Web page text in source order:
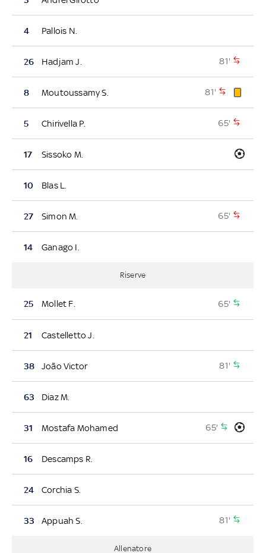
4 Pallois N.
26 Hadjam J. 81'
8 Moutoussamy S. 81'
5 Chirivella P. 65'
17 Sissoko M.
10 Blas L.
27 Simon M. 65'
14 Ganago I.
Riserve
25 Mollet F. 65'
21 Castelletto J.
38 João Victor 81'
63 Diaz M.
31 Mostafa Mohamed 65'
16 Descamps R.
24 Corchia S.
33 Appuah S. 81'
Allenatore